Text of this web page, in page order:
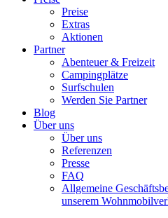
Preise
Extras
Aktionen
Partner
Abenteuer & Freizeit
Campingplätze
Surfschulen
Werden Sie Partner
Blog
Über uns
Über uns
Referenzen
Presse
FAQ
Allgemeine
unserem